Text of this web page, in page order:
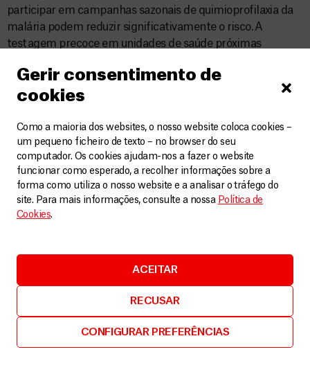
Gerir consentimento de
cookies
Como a maioria dos websites, o nosso website coloca cookies –
um pequeno ficheiro de texto – no browser do seu
computador. Os cookies ajudam-nos a fazer o website
funcionar como esperado, a recolher informações sobre a
forma como utiliza o nosso website e a analisar o tráfego do
site. Para mais informações, consulte a nossa Política de
Cookies.
ACEITAR
RECUSAR
CONFIGURAR PREFERÊNCIAS
participar em campanhas sazonais de quimioprofilaxia da
malária podem reduzir significativamente o risco. A
testagem precoce em unidades de saúde próximas
graves.
Em Gummi, a malária continua a representar um pesado
fardo para as famílias e para os serviços de saúde. A
alteração dos padrões de precipitação e o prolongamento
das épocas de transmissão significa que o desafio está a
aumentar. Ainda assim, cada criança que recupera e cada
mãe que regressa a casa aliviada em vez de enlutada serve
de lembrete dequilo que os cuidados atempados podem
alcançar.
tratamento gratuito e vital contra a malária e em reforçar
os esforços de prevenção. Num lugar onde a malária
continua a ser uma ameaça diária, o acesso aos cuidados de
saúde não é apenas um serviço – é uma salvação.